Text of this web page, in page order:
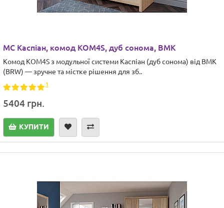
МС Каспіан, комод KOM4S, дуб сонома, ВМК
Комод KOM4S з модульної системи Каспіан (дуб сонома) від ВМК
(BRW) — зручне та містке рішення для зб..
1
5404 грн.
КУПИТИ